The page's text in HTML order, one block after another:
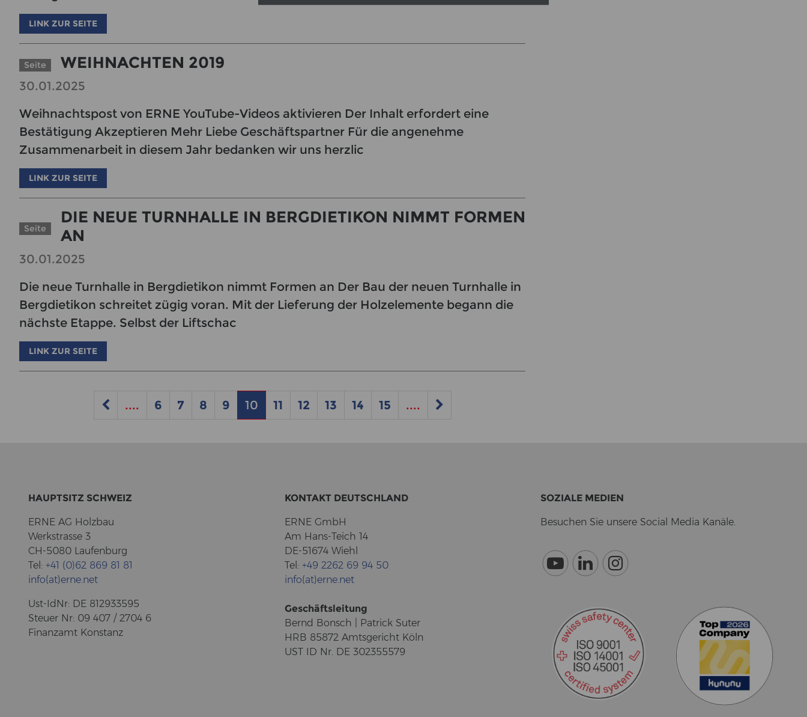
LINK ZUR SEITE
Seite WEIHNACHTEN 2019
30.01.2025
Weihnachtspost von ERNE YouTube-Videos aktivieren Der Inhalt erfordert eine
Bestätigung Akzeptieren Mehr Liebe Geschäftspartner Für die angenehme
Zusammenarbeit in diesem Jahr bedanken wir uns herzlic
LINK ZUR SEITE
Seite
DIE NEUE TURNHALLE IN BERGDIETIKON NIMMT FORMEN
AN
30.01.2025
Die neue Turnhalle in Bergdietikon nimmt Formen an Der Bau der neuen Turnhalle in
Bergdietikon schreitet zügig voran. Mit der Lieferung der Holzelemente begann die
nächste Etappe. Selbst der Liftschac
LINK ZUR SEITE
.... 6 7 8 9 10 11 12 13 14 15 ....
HAUPT­SITZ SCHWEIZ
ERNE AG Holz­bau
Werk­stras­se 3
CH-5080 Lau­fen­burg
Tel: +41 (0)62 869 81 81
info(at)erne.net
Ust-​IdNr: DE 812933595
Steu­er Nr: 09 407 / 2704 6
Fi­nanz­amt Kon­stanz
KON­TAKT DEUTSCH­LAND
ERNE GmbH
Am Hans-​Teich 14
DE-51674 Wiehl
Tel: +49 2262 69 94 50
info(at)erne.net
Ge­schäfts­lei­tung
Bernd Bonsch | Pa­trick Suter
HRB 85872 Amts­ge­richt Köln
UST ID Nr. DE 302355579
SO­ZIA­LE ME­DI­EN
Be­su­chen Sie un­se­re So­cial Media Ka­nä­le.